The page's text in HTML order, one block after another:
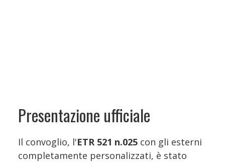
Presentazione ufficiale
Il convoglio, l'ETR 521 n.025 con gli esterni
completamente personalizzati, è stato